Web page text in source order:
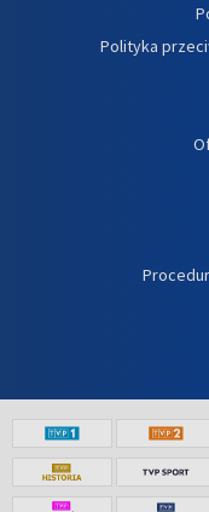
Polityka